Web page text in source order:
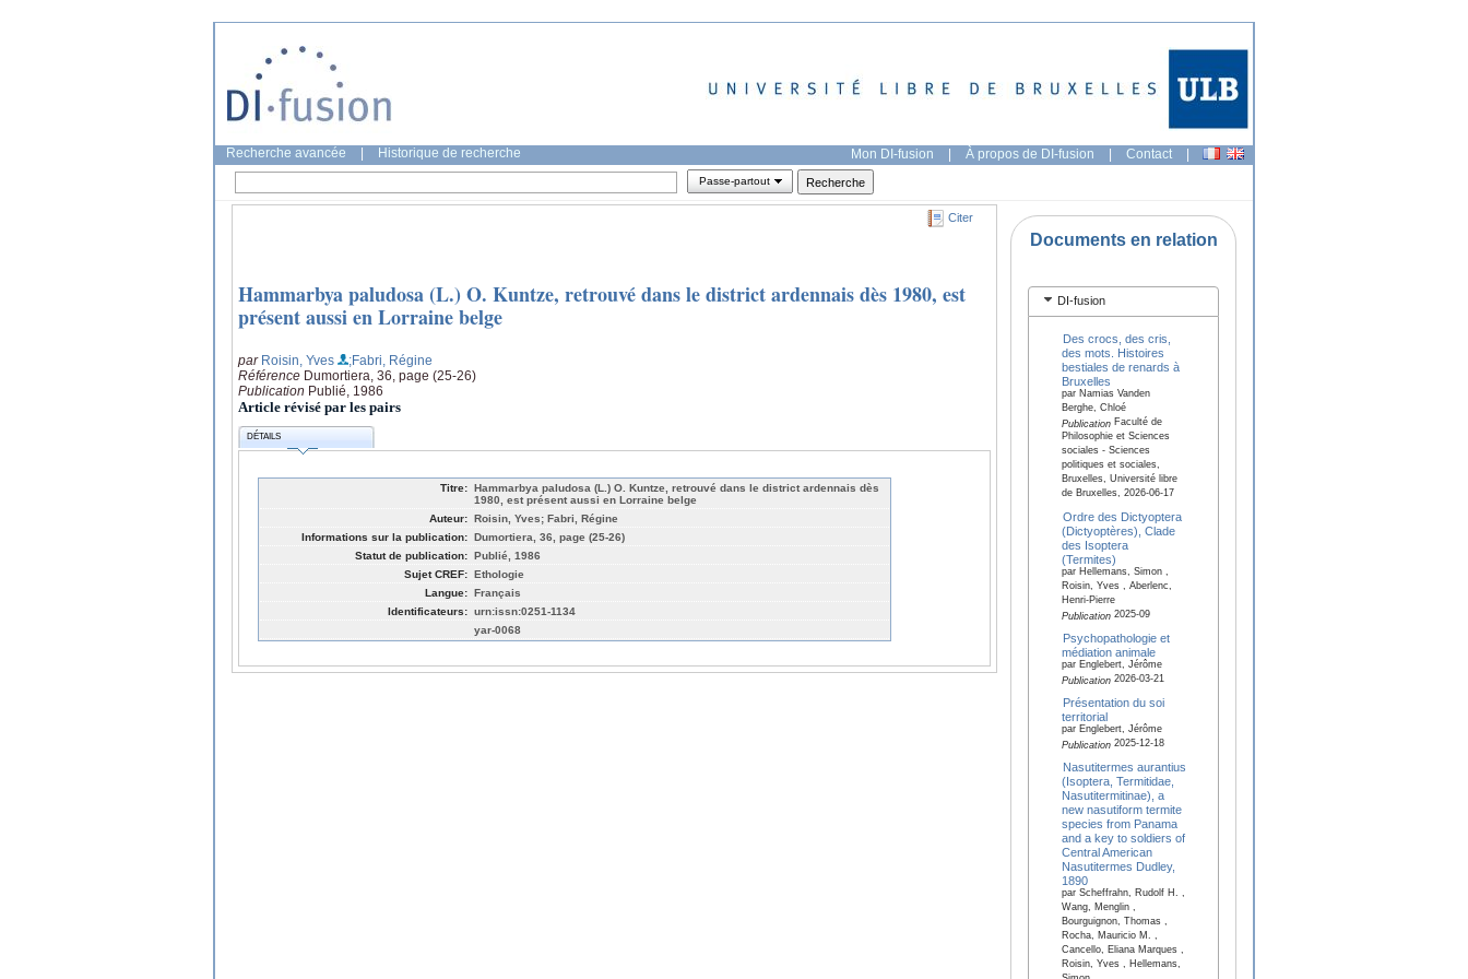
Recherche avancée Historique de recherche Mon DI-fusion | À propos de DI-fusion | Contact |
Passe-partout
Citer
Hammarbya paludosa (L.) O. Kuntze, retrouvé dans le district ardennais dès 1980, est
présent aussi en Lorraine belge
par Roisin, Yves
;Fabri, Régine
Référence Dumortiera, 36, page (25-26)
Publication Publié, 1986
Article révisé par les pairs
DÉTAILS
Titre: Hammarbya paludosa (L.) O. Kuntze, retrouvé dans le district ardennais dès
1980, est présent aussi en Lorraine belge
Auteur: Roisin, Yves; Fabri, Régine
Informations sur la publication: Dumortiera, 36, page (25-26)
Statut de publication: Publié, 1986
Sujet CREF: Ethologie
Langue: Français
Identificateurs: urn:issn:0251-1134
yar-0068
Documents en relation
DI-fusion
Des crocs, des cris,
des mots. Histoires
bestiales de renards à
Bruxelles
par Namias Vanden
Berghe, Chloé
PublicationFaculté de
Philosophie et Sciences
sociales - Sciences
politiques et sociales,
Bruxelles, Université libre
de Bruxelles, 2026-06-17
Ordre des Dictyoptera
(Dictyoptères), Clade
des Isoptera
(Termites)
par Hellemans, Simon ,
Roisin, Yves , Aberlenc,
Henri-Pierre
Publication2025-09
Psychopathologie et
médiation animale
par Englebert, Jérôme
Publication2026-03-21
Présentation du soi
territorial
par Englebert, Jérôme
Publication2025-12-18
Nasutitermes aurantius
(Isoptera, Termitidae,
Nasutitermitinae), a
new nasutiform termite
species from Panama
and a key to soldiers of
Central American
Nasutitermes Dudley,
1890
par Scheffrahn, Rudolf H. ,
Wang, Menglin ,
Bourguignon, Thomas ,
Rocha, Mauricio M. ,
Cancello, Eliana Marques ,
Roisin, Yves , Hellemans,